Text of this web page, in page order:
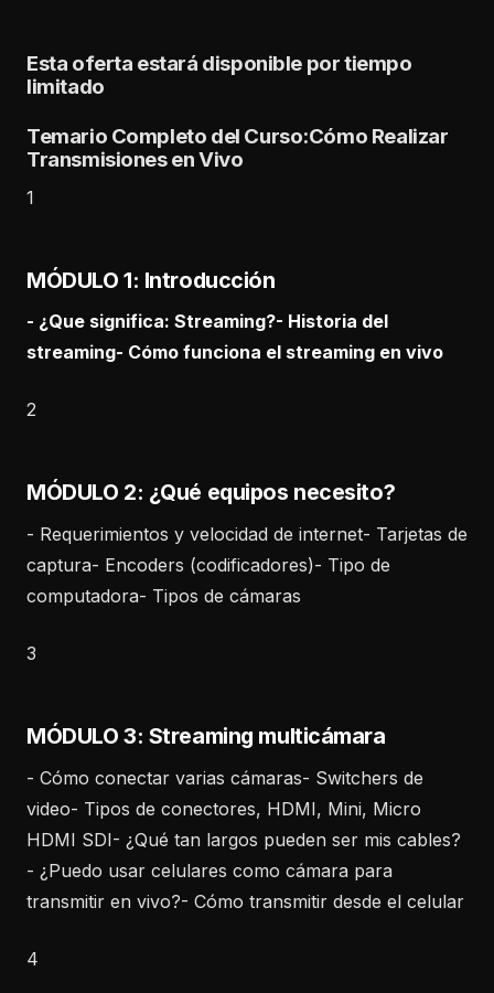
Esta oferta estará disponible por tiempo
limitado
Temario Completo del Curso:Cómo Realizar
Transmisiones en Vivo
1
MÓDULO 1: Introducción
- ¿Que significa: Streaming?- Historia del
streaming- Cómo funciona el streaming en vivo
2
MÓDULO 2: ¿Qué equipos necesito?
- Requerimientos y velocidad de internet- Tarjetas de
captura- Encoders (codificadores)- Tipo de
computadora- Tipos de cámaras
3
MÓDULO 3: Streaming multicámara
- Cómo conectar varias cámaras- Switchers de
video- Tipos de conectores, HDMI, Mini, Micro
HDMI SDI- ¿Qué tan largos pueden ser mis cables?
- ¿Puedo usar celulares como cámara para
transmitir en vivo?- Cómo transmitir desde el celular
4